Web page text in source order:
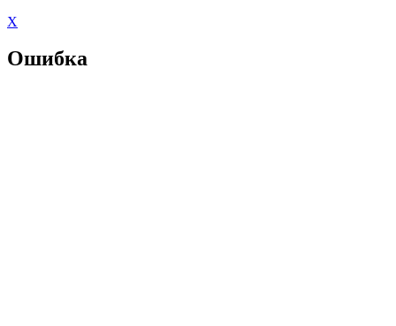
X
Ошибка